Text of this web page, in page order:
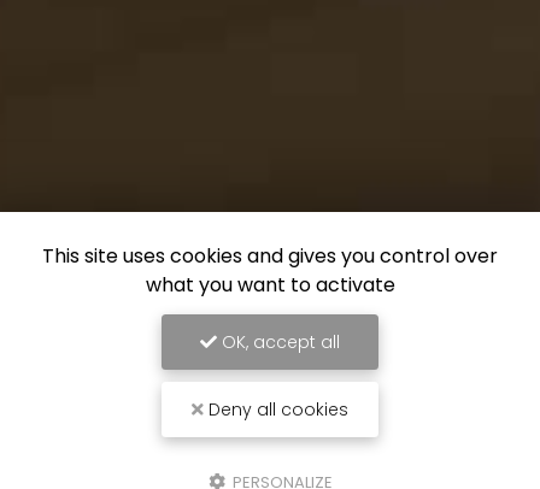
This site uses cookies and gives you control over
what you want to activate
OK, accept all
Deny all cookies
PERSONALIZE